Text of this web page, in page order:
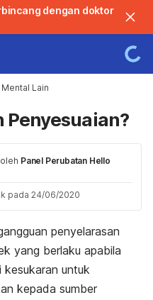
dengan doktor
Lain
Penyesuaian?
Panel Perubatan Hello
pada 24/06/2020
penyelarasan
yang berlaku apabila
kesukaran untuk
kepada sumber